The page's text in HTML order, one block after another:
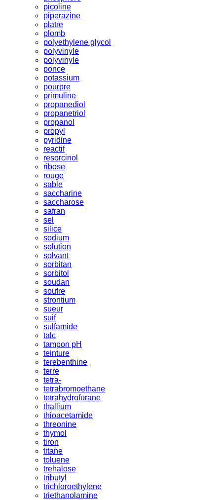
picoline
piperazine
platre
plomb
polyethylene glycol
polyvinyle
polyvinyle
ponce
potassium
pourpre
primuline
propanediol
propanetriol
propanol
propyl
pyridine
reactif
resorcinol
ribose
rouge
sable
saccharine
saccharose
safran
sel
silice
sodium
solution
solvant
sorbitan
sorbitol
soudan
soufre
strontium
sueur
suif
sulfamide
talc
tampon pH
teinture
terebenthine
terre
tetra-
tetrabromoethane
tetrahydrofurane
thallium
thioacetamide
threonine
thymol
tiron
titane
toluene
trehalose
tributyl
trichloroethylene
triethanolamine